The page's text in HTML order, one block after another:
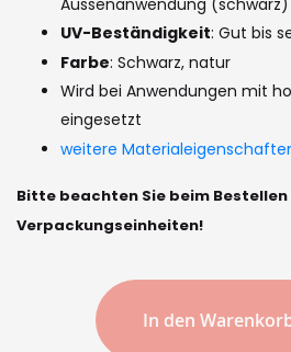
gallery
UV-Beständigkeit: Gut bis
Farbe: Schwarz, natur
Wird bei Anwendungen mit
eingesetzt
weitere
Bitte beachten Sie beim
Verpackungseinheiten!
In den